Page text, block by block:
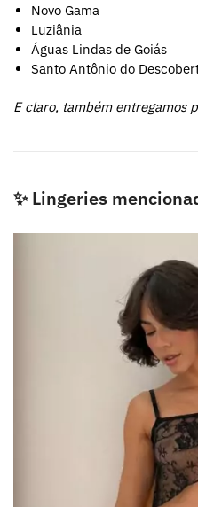
Novo Gama
Luziânia
Águas Lindas de Goiás
Santo Antônio do
E claro, também entregamos
✨ Lingeries